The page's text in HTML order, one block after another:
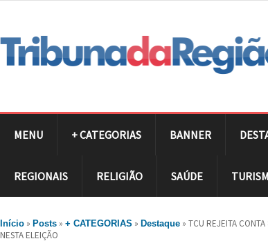
MENU + CATEGORIAS BANNER
REGIONAIS RELIGIÃO SAÚDE
Início » Posts » + CATEGORIAS » Destaque » TCU REJEITA
NESTA ELEIÇÃO